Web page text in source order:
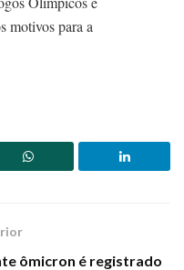
motivos para a
ômicron é registrado